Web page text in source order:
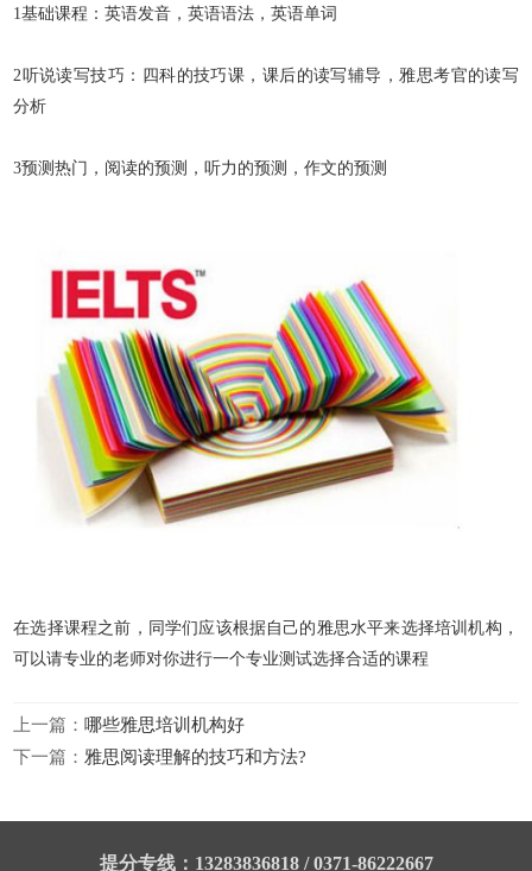
1基础课程：英语发音，英语语法，英语单词
2听说读写技巧：四科的技巧课，课后的读写辅导，雅思考官的读写
分析
3预测热门，阅读的预测，听力的预测，作文的预测
在选择课程之前，同学们应该根据自己的雅思水平来选择培训机构，
可以请专业的老师对你进行一个专业测试选择合适的课程
上一篇： 哪些雅思培训机构好
下一篇： 雅思阅读理解的技巧和方法?
提分专线：13283836818 / 0371-86222667